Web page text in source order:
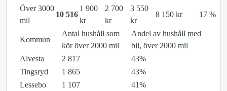
Över 3000
mil
10 516
1 900
kr
2 700
kr
3 550
kr
8 150 kr 17 %
Kommun
Antal hushåll som
kör över 2000 mil
Andel av hushåll med
bil, över 2000 mil
Alvesta
2 817
43%
Tingsryd
1 865
43%
Lessebo
1 107
41%